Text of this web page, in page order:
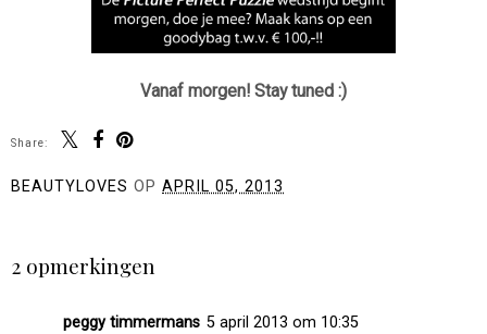
Vanaf morgen! Stay tuned :)
Share:
BEAUTYLOVES OP APRIL 05, 2013
2 opmerkingen
peggy timmermans 5 april 2013 om 10:35